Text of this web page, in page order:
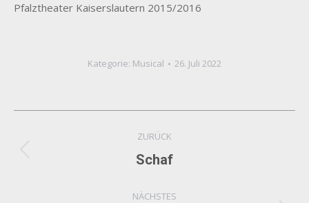
Pfalztheater Kaiserslautern 2015/2016
Kategorie: Musical 26. Juli 2022
ZURÜCK
Vorheriges
Schaf
NÄCHSTES